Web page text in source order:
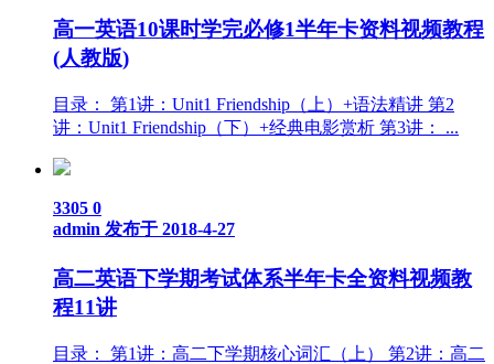
高一英语10课时学完必修1半年卡资料视频教程
(人教版)
目录： 第1讲：Unit1 Friendship（上）+语法精讲 第2
讲：Unit1 Friendship（下）+经典电影赏析 第3讲： ...
3305 0
admin 发布于 2018-4-27
高二英语下学期考试体系半年卡全资料视频教
程11讲
目录： 第1讲：高二下学期核心词汇（上） 第2讲：高二